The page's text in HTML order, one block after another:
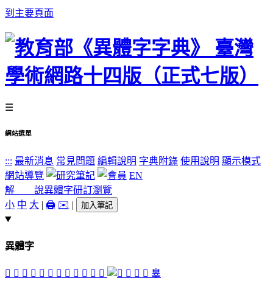
到主要頁面
☰
網站選單
::: 最新消息 常見問題 編輯說明 字典附錄 使用說明 顯示模式
網站導覽
EN
解 說異體字研訂瀏覽
小 中 大 | 🖨️ ✉️ | 加入筆記
異體字
𡈚 󴣦 󴣟 󴣞 󴣡 󴣥 󴣛 󴣚 󴣠 𦋛 󴣜 󴣢 󴣤 󴣝 󴣣 辠